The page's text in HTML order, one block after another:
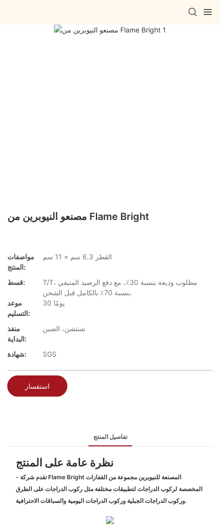
مصنعو النيوبرين من Flame Bright
مواصفات
المنتج:
القطر 6.3 سم × 11 سم
قسط:
T/T، مطلوب وديعة بنسبة 30٪، مع دفع الرصيد المتبقي
بنسبة 70٪ بالكامل قبل الشحن.
موعد
التسليم:
30 يومًا
منفذ
البداية:
شنتشن، الصين
شهادة: SGS
استفسار
تفاصيل المنتج
نظرة عامة على المنتج
- تقدم شركة Flame Bright المصنعة للنيوبرين مجموعة من القفازات
المخصصة لركوب الدراجات لتطبيقات مختلفة مثل ركوب الدراجات على الطرق
وركوب الدراجات الجبلية وركوب الدراجات اليومية والسباقات الاحترافية.